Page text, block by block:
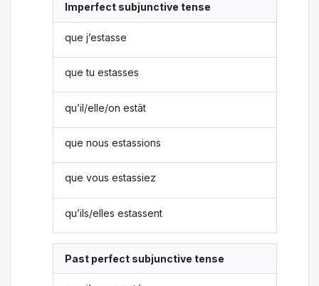
Imperfect subjunctive tense
que j’estasse
que tu estasses
qu’il/elle/on estât
que nous estassions
que vous estassiez
qu’ils/elles estassent
Past perfect subjunctive tense